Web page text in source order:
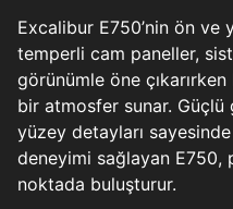
Excalibur E750’nin ön ve
temperli cam paneller,
görünümle öne
bir atmosfer sunar. Güçlü
yüzey detayları
deneyimi sağlayan E750,
noktada buluşturur.